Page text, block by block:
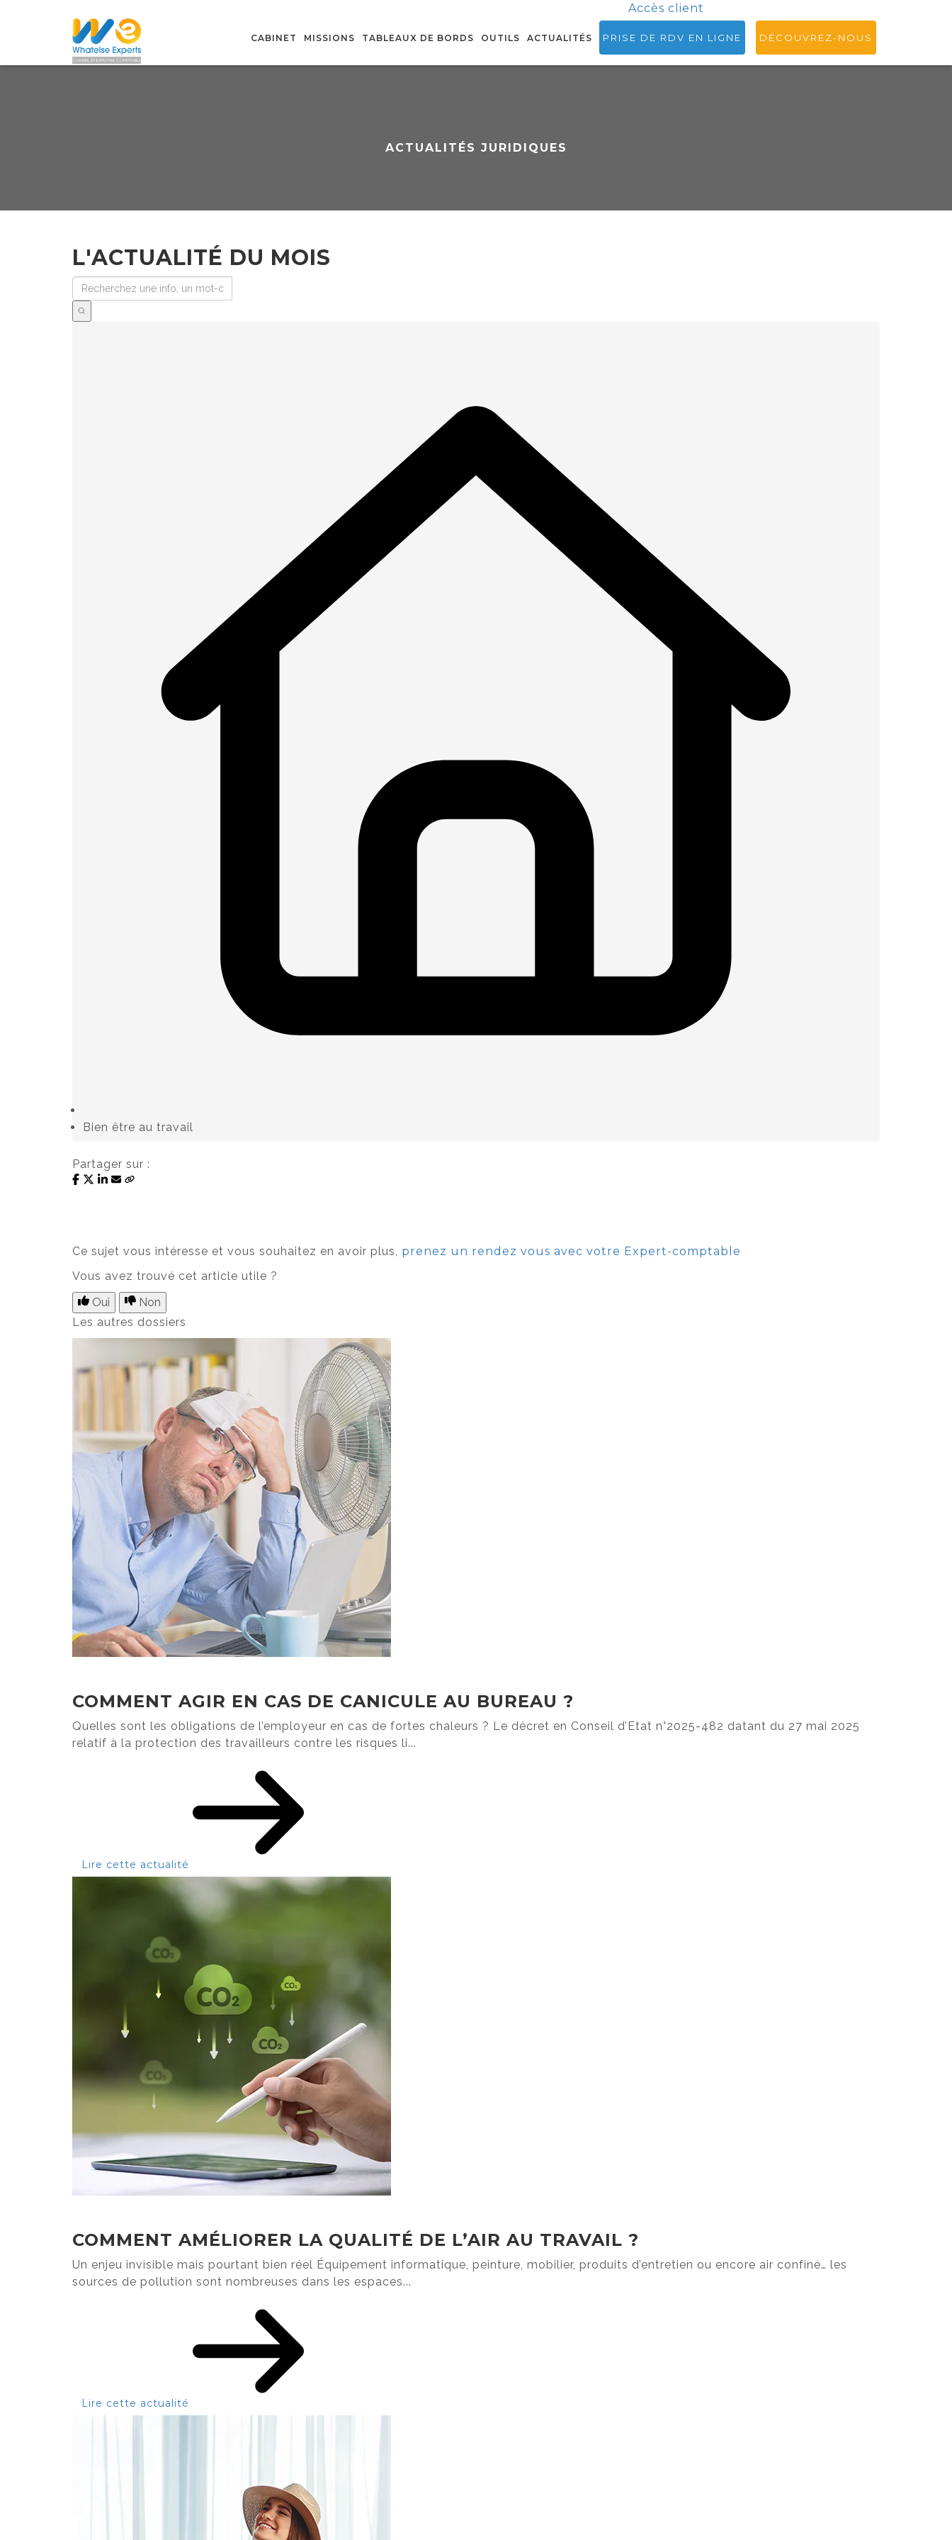
Accès client
CABINET MISSIONS TABLEAUX DE BORDS OUTILS ACTUALITÉS PRISE DE RDV EN LIGNE DÉCOUVREZ-NOUS
ACTUALITÉS JURIDIQUES
L'ACTUALITÉ DU MOIS
Bien être au travail
Partager sur :
Ce sujet vous intéresse et vous souhaitez en avoir plus, prenez un rendez vous avec votre Expert-comptable
Vous avez trouvé cet article utile ?
Oui
Non
Les autres dossiers
COMMENT AGIR EN CAS DE CANICULE AU BUREAU ?
Quelles sont les obligations de l’employeur en cas de fortes chaleurs ? Le décret en Conseil d’Etat n°2025-482 datant du 27 mai 2025
relatif à la protection des travailleurs contre les risques li...
Lire cette actualité
COMMENT AMÉLIORER LA QUALITÉ DE L’AIR AU TRAVAIL ?
Un enjeu invisible mais pourtant bien réel Équipement informatique, peinture, mobilier, produits d’entretien ou encore air confiné… les
sources de pollution sont nombreuses dans les espaces...
Lire cette actualité